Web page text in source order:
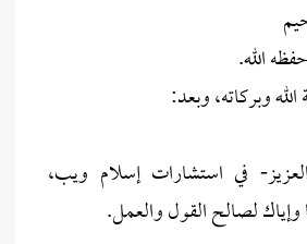
الله.
وبركاته، وبعد:
في استشارات إسلام ويب،
وإياك لصالح القول والعمل.